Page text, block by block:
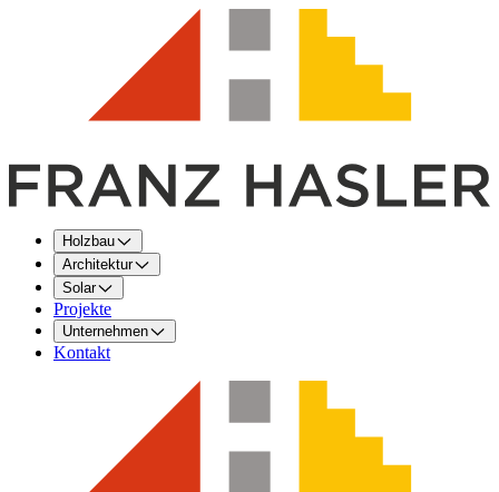
Holzbau
Architektur
Solar
Projekte
Unternehmen
Kontakt